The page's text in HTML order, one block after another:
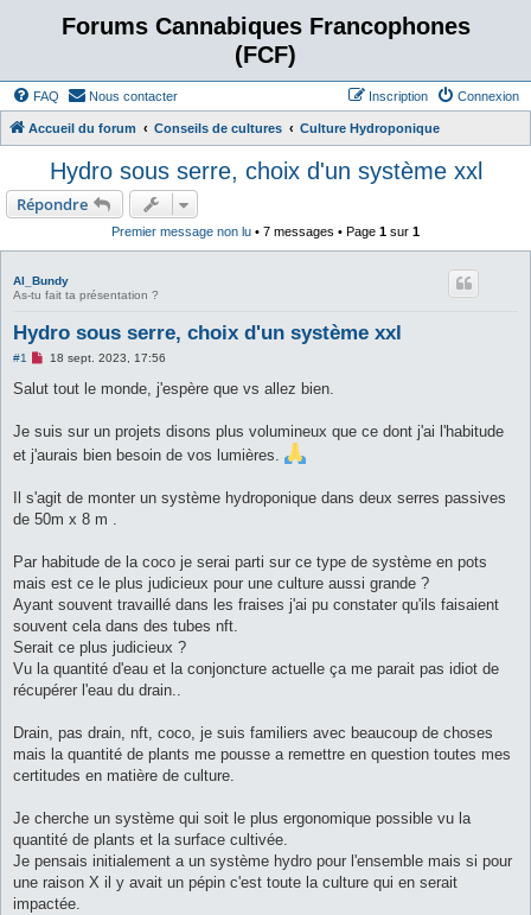
Forums Cannabiques Francophones
(FCF)
FAQ Nous contacter Connexion
Inscription
Accueil du forum Conseils de cultures Culture Hydroponique
Hydro sous serre, choix d'un système xxl
Répondre
Premier message non lu • 7 messages • Page 1 sur 1
Al_Bundy
As-tu fait ta présentation ?
Hydro sous serre, choix d'un système xxl
#1
M
s
g
n
l
u
18 sept. 2023, 17:56
Salut tout le monde, j'espère que vs allez bien.
Je suis sur un projets disons plus volumineux que ce dont j'ai l'habitude
et j'aurais bien besoin de vos lumières.
Il s'agit de monter un système hydroponique dans deux serres passives
de 50m x 8 m .
Par habitude de la coco je serai parti sur ce type de système en pots
mais est ce le plus judicieux pour une culture aussi grande ?
Ayant souvent travaillé dans les fraises j'ai pu constater qu'ils faisaient
souvent cela dans des tubes nft.
Serait ce plus judicieux ?
Vu la quantité d'eau et la conjoncture actuelle ça me parait pas idiot de
récupérer l'eau du drain..
Drain, pas drain, nft, coco, je suis familiers avec beaucoup de choses
mais la quantité de plants me pousse a remettre en question toutes mes
certitudes en matière de culture.
Je cherche un système qui soit le plus ergonomique possible vu la
quantité de plants et la surface cultivée.
Je pensais initialement a un système hydro pour l'ensemble mais si pour
une raison X il y avait un pépin c'est toute la culture qui en serait
impactée.